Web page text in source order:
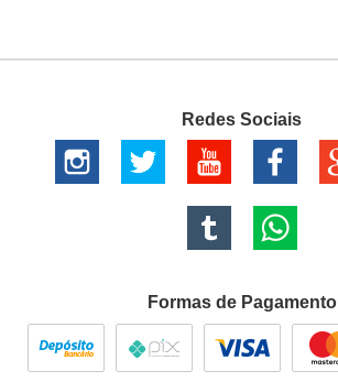
Redes Sociais
Formas de Pagamento